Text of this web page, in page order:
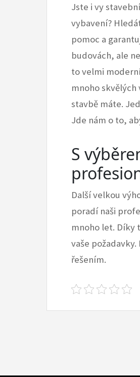
Jste i vy
vybavení?
pomoc a
budovách, ale
to velmi
mnoho
stavbě máte.
Jde nám o to,
S
Další velkou
poradí naši
mnoho let. Díky
vaše
řešením.